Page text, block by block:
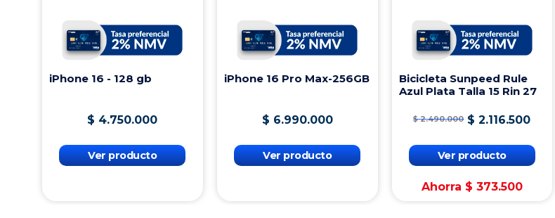
iPhone 16 - 128 gb
$ 4.750.000
Ver producto
iPhone 16 Pro Max-256GB
$ 6.990.000
Ver producto
Bicicleta Sunpeed Rule
Azul Plata Talla 15 Rin 27
$ 2.490.000 $ 2.116.500
Ver producto
Ahorra $ 373.500